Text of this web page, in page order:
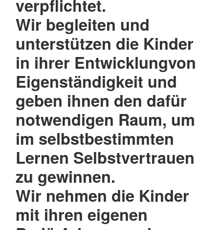
verpflichtet.
Wir begleiten und
unterstützen die Kinder
in ihrer Entwicklungvon
Eigenständigkeit und
geben ihnen den dafür
notwendigen Raum, um
im selbstbestimmten
Lernen Selbstvertrauen
zu gewinnen.
Wir nehmen die Kinder
mit ihren eigenen